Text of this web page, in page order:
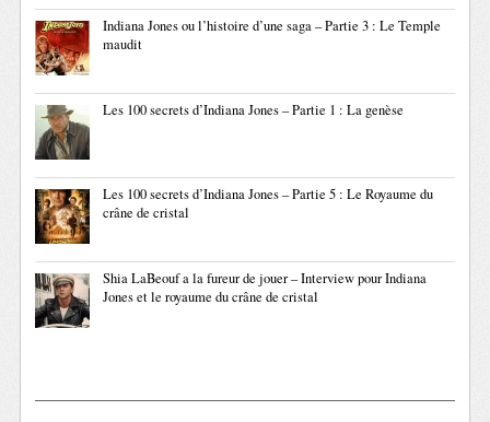
Indiana Jones ou l’histoire d’une saga – Partie 3 : Le Temple
maudit
Les 100 secrets d’Indiana Jones – Partie 1 : La genèse
Les 100 secrets d’Indiana Jones – Partie 5 : Le Royaume du
crâne de cristal
Shia LaBeouf a la fureur de jouer – Interview pour Indiana
Jones et le royaume du crâne de cristal